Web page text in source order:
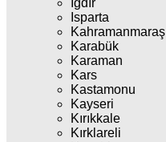
Iğdır
Isparta
Kahramanmaraş
Karabük
Karaman
Kars
Kastamonu
Kayseri
Kırıkkale
Kırklareli